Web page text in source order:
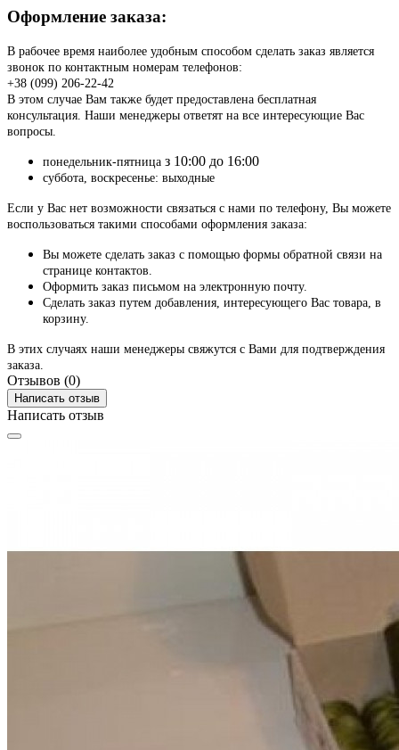
Оформление заказа:
В рабочее время наиболее удобным способом сделать заказ является
звонок по контактным номерам телефонов:
+38 (099) 206-22-42
В этом случае Вам также будет предоставлена бесплатная
консультация. Наши менеджеры ответят на все интересующие Вас
вопросы.
понедельник-пятница з 10:00 до 16:00
суббота, воскресенье: выходные
Если у Вас нет возможности связаться с нами по телефону, Вы можете
воспользоваться такими способами оформления заказа:
Вы можете сделать заказ с помощью формы обратной связи на
странице контактов.
Оформить заказ письмом на электронную почту.
Сделать заказ путем добавления, интересующего Вас товара, в
корзину.
В этих случаях наши менеджеры свяжутся с Вами для подтверждения
заказа.
Отзывов (0)
Написать отзыв
Написать отзыв